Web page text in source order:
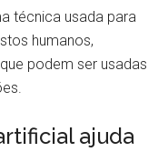
técnica usada para
humanos,
podem ser usadas
ajuda